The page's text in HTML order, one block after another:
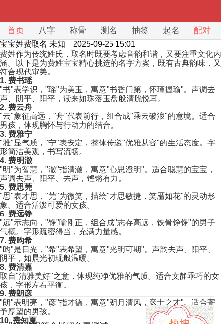
首页 八字 称骨 测名 抽签 起名 配对
宝宝姓费取名 未知 2025-09-25 15:01
费姓作为传统姓氏，取名时既要考虑音韵和谐，又要注重文化内
涵。以下是为费姓宝宝精心挑选的名字方案，既有古典韵味，又
符合现代审美。
1. 费书瑶
"书"表学识，"瑶"为美玉，寓意"书香门第，怀瑾握瑜"。声调去
声、阴平、阳平，读来如珠落玉盘般清脆悦耳。
2. 费云舟
"云"象征高远，"舟"代表前行，组合成"乘云破浪"的意境。适合
男孩，体现胸怀与行动力的结合。
3. 费雅宁
"雅"显气质，"宁"表安定，整体传递"优雅从容"的生活态度。字
形简洁美观，书写流畅。
4. 费明澈
"明"为智慧，"澈"指清澈，寓意"心思澄明"。适合聪慧的宝宝，
声调去声、阳平、去声，铿锵有力。
5. 费思莞
"思"表才思，"莞"为微笑，描绘"才思敏捷，笑靥如花"的灵动形
象。适合活泼可爱的女孩。
6. 费远铮
"远"示志向，"铮"喻刚正，组合成"志存高远，铁骨铮铮"的男子
气概。字形疏密得当，充满力量感。
7. 费昀希
"昀"是日光，"希"表希望，寓意"光明可期"。声韵去声、阳平、
阴平，如晨光初现般温暖。
8. 费清嘉
取自"清雅美好"之意，体现纯净优雅的气质。适合文静乖巧的女
孩，字形左右平衡。
9. 费朗彦
"朗"表明亮，"彦"指才德，寓意"朗月清风，彦士之才"。适合寄
予厚望的男孩。
10. 费知夏